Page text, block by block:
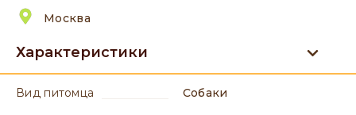
Москва
Характеристики
вид питомца Собаки